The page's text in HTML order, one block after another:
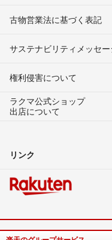
古物営業法に基づく表記
サステナビリティメッセー
権利侵害について
ラクマ公式ショップ
出店について
リンク